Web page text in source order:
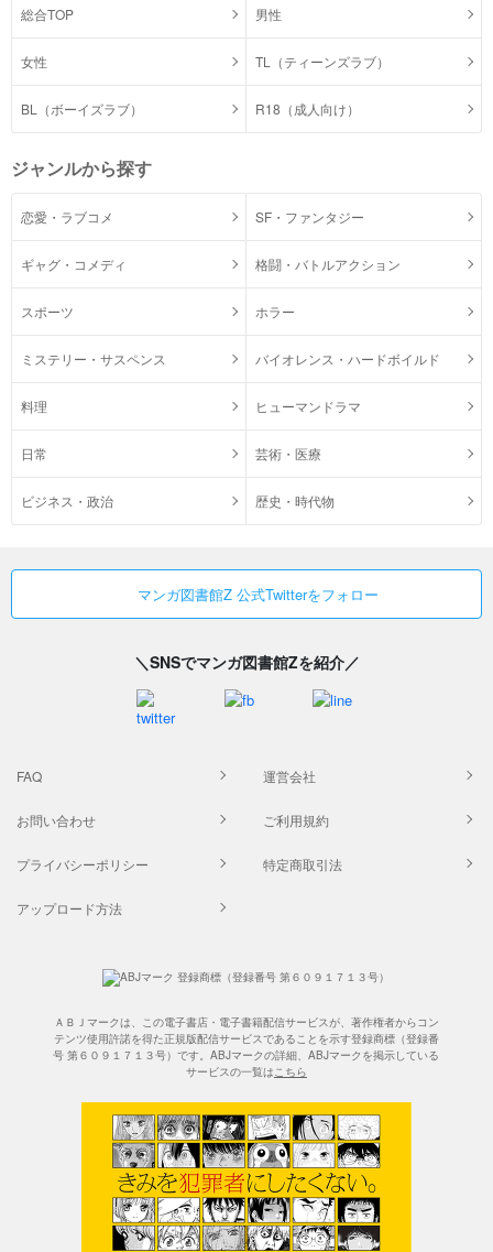
総合TOP 男性
女性 TL（ティーンズラブ）
BL（ボーイズラブ） R18（成人向け）
ジャンルから探す
恋愛・ラブコメ SF・ファンタジー
ギャグ・コメディ 格闘・バトルアクション
スポーツ ホラー
ミステリー・サスペンス バイオレンス・ハードボイルド
料理 ヒューマンドラマ
日常 芸術・医療
ビジネス・政治 歴史・時代物
マンガ図書館Z 公式Twitterをフォロー
＼SNSでマンガ図書館Zを紹介／
FAQ 運営会社
お問い合わせ ご利用規約
プライバシーポリシー 特定商取引法
アップロード方法
ＡＢＪマークは、この電子書店・電子書籍配信サービスが、著作権者からコン
テンツ使用許諾を得た正規版配信サービスであることを示す登録商標（登録番
号 第６０９１７１３号）です。ABJマークの詳細、ABJマークを掲示している
サービスの一覧はこちら